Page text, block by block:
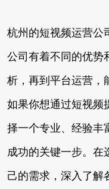
杭州的短视频运营公
公司有着不同的优势
析，再到平台运营，
如果你想通过短视频
择一个专业、经验丰
成功的关键一步。在
己的需求，深入了解